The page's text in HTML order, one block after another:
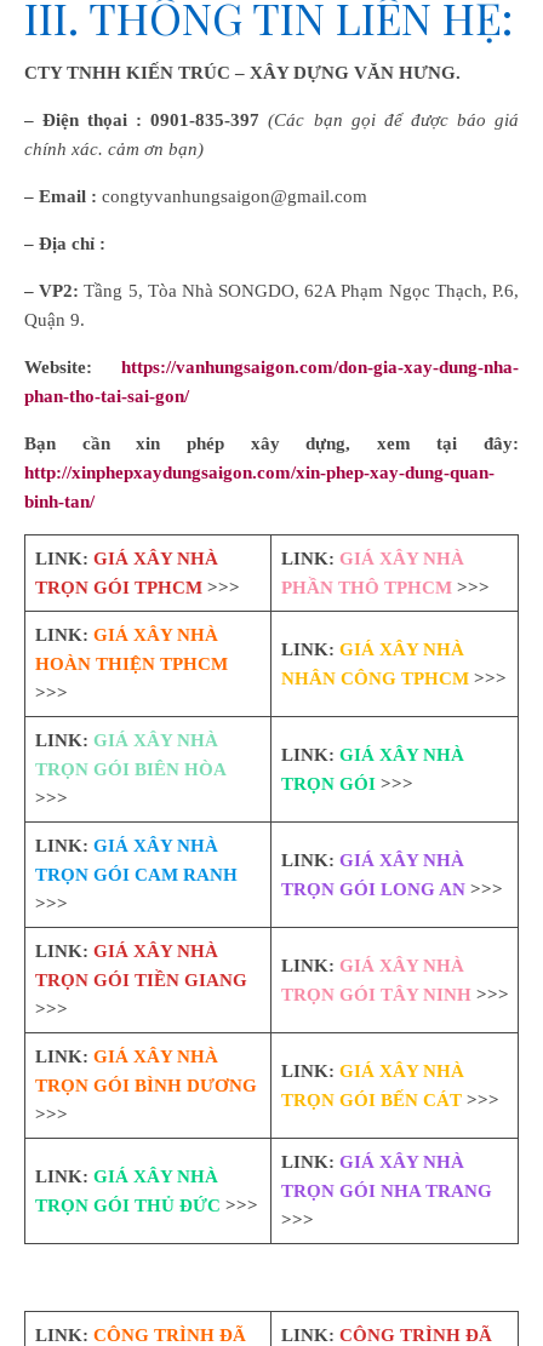
III. THÔNG TIN LIÊN HỆ:
CTY TNHH KIẾN TRÚC – XÂY DỰNG VĂN HƯNG.
– Điện thọai : 0901-835-397 (Các bạn gọi để được báo giá
chính xác. cảm ơn bạn)
– Email : congtyvanhungsaigon@gmail.com
– Địa chỉ :
– VP2: Tầng 5, Tòa Nhà SONGDO, 62A Phạm Ngọc Thạch, P.6,
Quận 9.
Website: https://vanhungsaigon.com/don-gia-xay-dung-nha-
phan-tho-tai-sai-gon/
Bạn cần xin phép xây dựng, xem tại đây:
http://xinphepxaydungsaigon.com/xin-phep-xay-dung-quan-
binh-tan/
LINK: GIÁ XÂY NHÀ
TRỌN GÓI TPHCM>>>
LINK: GIÁ XÂY NHÀ
PHẦN THÔ TPHCM>>>
LINK: GIÁ XÂY NHÀ
HOÀN THIỆN TPHCM
>>>
LINK: GIÁ XÂY NHÀ
NHÂN CÔNG TPHCM>>>
LINK: GIÁ XÂY NHÀ
TRỌN GÓI BIÊN HÒA
>>>
LINK: GIÁ XÂY NHÀ
TRỌN GÓI>>>
LINK: GIÁ XÂY NHÀ
TRỌN GÓI CAM RANH
>>>
LINK: GIÁ XÂY NHÀ
TRỌN GÓI LONG AN>>>
LINK: GIÁ XÂY NHÀ
TRỌN GÓI TIỀN GIANG
>>>
LINK: GIÁ XÂY NHÀ
TRỌN GÓI TÂY NINH>>>
LINK: GIÁ XÂY NHÀ
TRỌN GÓI BÌNH DƯƠNG
>>>
LINK: GIÁ XÂY NHÀ
TRỌN GÓI BẾN CÁT>>>
LINK: GIÁ XÂY NHÀ
TRỌN GÓI THỦ ĐỨC >>>
LINK: GIÁ XÂY NHÀ
TRỌN GÓI NHA TRANG
>>>
LINK: CÔNG TRÌNH ĐÃ
LINK: CÔNG TRÌNH ĐÃ